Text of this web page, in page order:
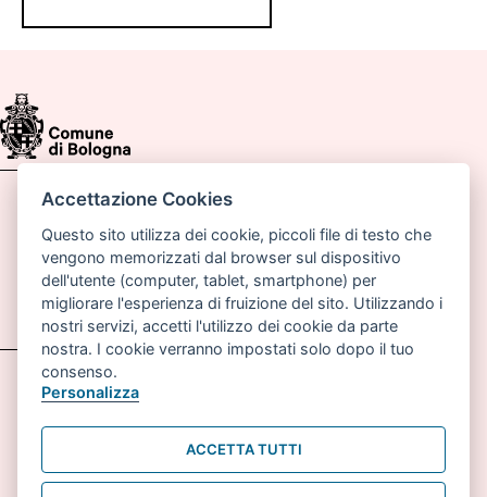
Comune di Bologna, Piazza Maggiore, 6 - 40124
Bologna
P.lva: 01232710374
Email:pianoabitarebologna@comune.bologna.it
Accessibilità
Informativa sul trattamento dei dati personali
Note legali
Accettazione Cookies
Questo sito utilizza dei cookie, piccoli file di testo che
vengono memorizzati dal browser sul dispositivo
dell'utente (computer, tablet, smartphone) per
migliorare l'esperienza di fruizione del sito. Utilizzando i
nostri servizi, accetti l'utilizzo dei cookie da parte
nostra. I cookie verranno impostati solo dopo il tuo
consenso.
Personalizza
ACCETTA TUTTI